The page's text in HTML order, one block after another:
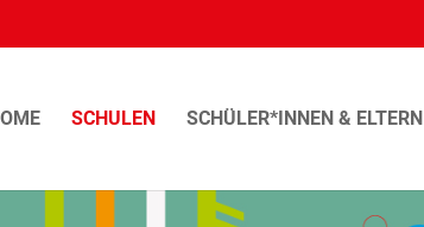
SCHULEN SCHÜLER*INNEN & ELTERN